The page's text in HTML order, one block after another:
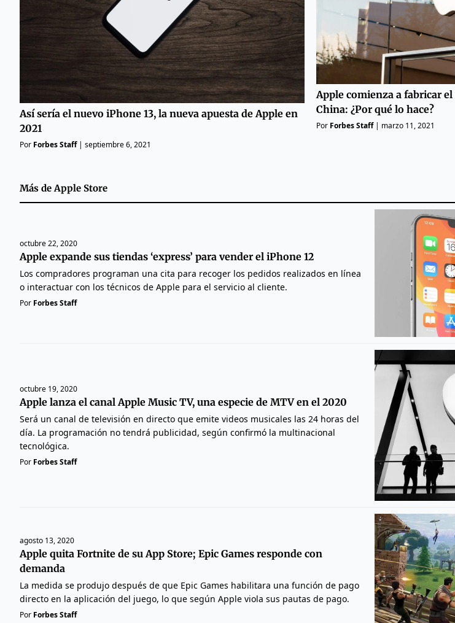
Así sería el nuevo iPhone 13, la nueva apuesta de Apple en
2021
Por Forbes Staff| septiembre 6, 2021
Apple comienza a fabricar
China: ¿Por qué lo hace?
Por Forbes Staff| marzo 11, 2021
Más deApple Store
octubre 22, 2020
Apple expande sus tiendas ‘express’ para vender el iPhone 12
Los compradores programan una cita para recoger los pedidos realizados en línea
o interactuar con los técnicos de Apple para el servicio al cliente.
Por Forbes Staff
octubre 19, 2020
Apple lanza el canal Apple Music TV, una especie de MTV en el 2020
Será un canal de televisión en directo que emite videos musicales las 24 horas del
día. La programación no tendrá publicidad, según confirmó la multinacional
tecnológica.
Por Forbes Staff
agosto 13, 2020
Apple quita Fortnite de su App Store; Epic Games responde con
demanda
La medida se produjo después de que Epic Games habilitara una función de pago
directo en la aplicación del juego, lo que según Apple viola sus pautas de pago.
Por Forbes Staff